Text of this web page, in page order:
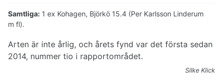
Samtliga: 1 ex Kohagen, Björkö 15.4 (Per Karlsson Linderum
m fl).
Arten är inte årlig, och årets fynd var det första sedan
2014, nummer tio i rapportområdet.
Silke Klick